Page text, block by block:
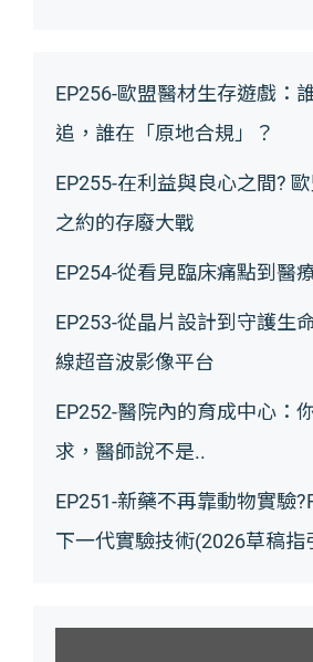
EP256-歐盟醫材生存遊戲：
追，誰在「原地合規」？
EP255-在利益與良心之間?
之約的存廢大戰
EP254-從看見臨床痛點到醫
EP253-從晶片設計到守護生
線超音波影像平台
EP252-醫院內的育成中心：
求，醫師說不是..
EP251-新藥不再靠動物實驗
下一代實驗技術(2026草稿指